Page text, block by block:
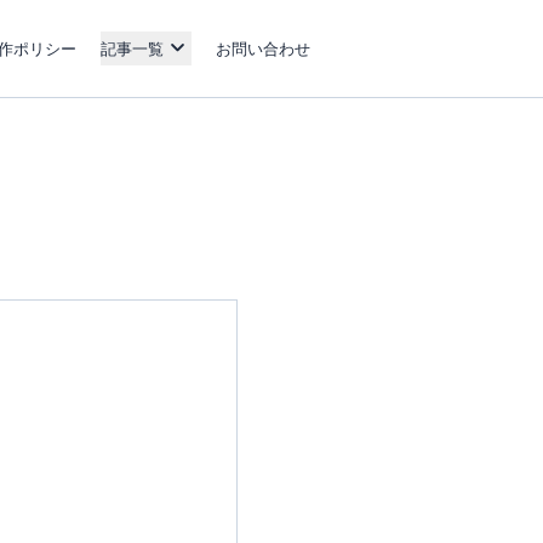
ポリシー 記事一覧 お問い合わせ